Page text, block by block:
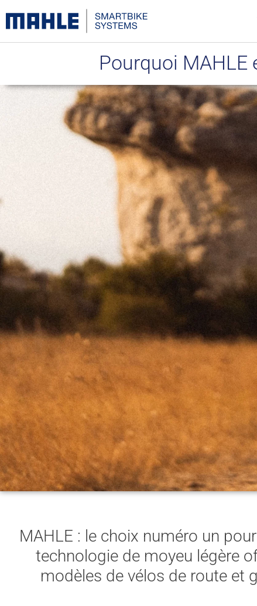
Pourquoi MAHLE
MAHLE : le choix numéro un
technologie de moyeu légère
modèles de vélos de route et